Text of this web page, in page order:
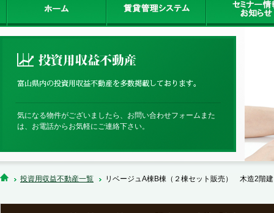
気になる物件がございましたら、お問い合わせフォームまた
は、お電話からお気軽にご連絡下さい。
投資用収益不動産一覧 リベージュA棟B棟（２棟セット販売） 木造2